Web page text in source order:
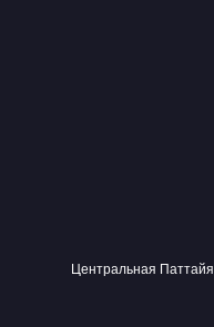
Центральная Паттайя